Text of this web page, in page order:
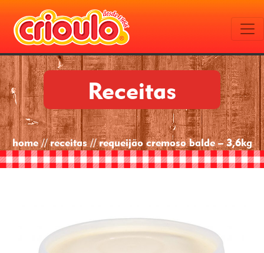
Receitas
home // receitas // requeijão cremoso balde – 3,6kg